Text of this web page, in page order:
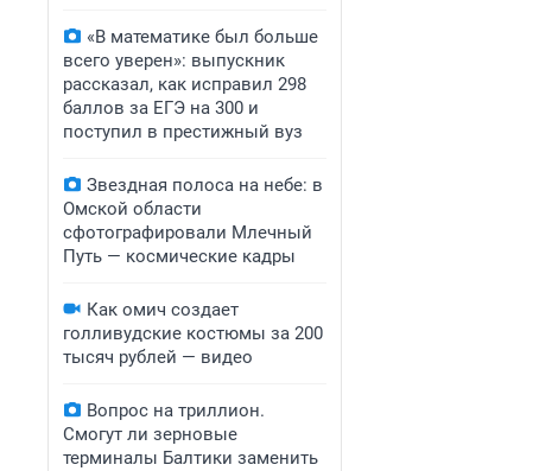
«В математике был больше
всего уверен»: выпускник
рассказал, как исправил 298
баллов за ЕГЭ на 300 и
поступил в престижный вуз
Звездная полоса на небе: в
Омской области
сфотографировали Млечный
Путь — космические кадры
Как омич создает
голливудские костюмы за 200
тысяч рублей — видео
Вопрос на триллион.
Смогут ли зерновые
терминалы Балтики заменить